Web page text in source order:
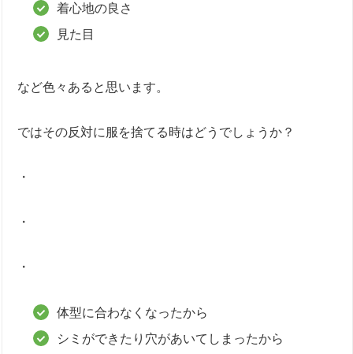
着心地の良さ
見た目
など色々あると思います。
ではその反対に服を捨てる時はどうでしょうか？
・
・
・
体型に合わなくなったから
シミができたり穴があいてしまったから